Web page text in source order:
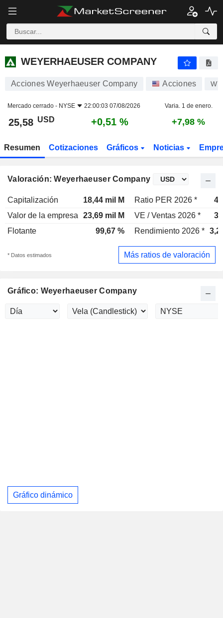
WEYERHAEUSER COMPANY
WEYERHAEUSER COMPANY
Acciones Weyerhaeuser Company Acciones WY
Mercado cerrado - NYSE 22:00:03 07/08/2026 Varia. 1 de enero.
25,58 USD +0,51 % +7,98 %
Resumen Cotizaciones Gráficos Noticias
Valoración: Weyerhaeuser Company
Capitalización 18,44 mil M Ratio PER 2026 *
Valor de la empresa
23,69 mil M VE / Ventas 2026 *
Flotante
99,67 % Rendimiento 2026 *
* Datos estimados Más ratios de valoración
Gráfico: Weyerhaeuser Company
Gráfico dinámico